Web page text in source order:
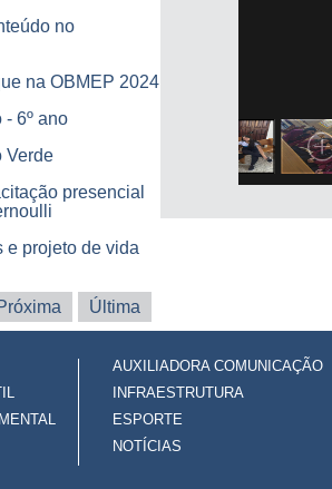
no
na OBMEP 2024
- 6º ano
Verde
presencial
e projeto de vida
Última
AUXILIADORA COMUNICAÇÃO
INFRAESTRUTURA
ESPORTE
NOTÍCIAS